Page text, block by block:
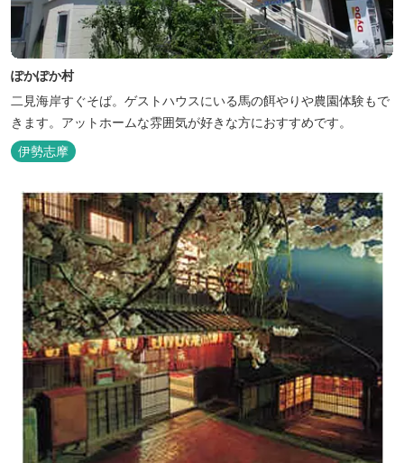
ぽかぽか村
二見海岸すぐそば。ゲストハウスにいる馬の餌やりや農園体験もで
きます。アットホームな雰囲気が好きな方におすすめです。
伊勢志摩